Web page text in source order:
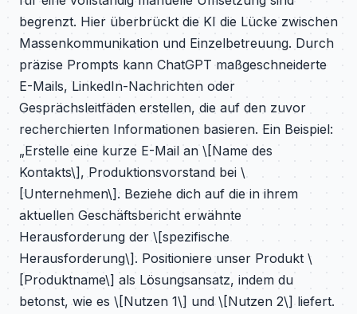
begrenzt. Hier überbrückt die KI die Lücke zwischen
Massenkommunikation und Einzelbetreuung. Durch
präzise Prompts kann ChatGPT maßgeschneiderte
E-Mails, LinkedIn-Nachrichten oder
Gesprächsleitfäden erstellen, die auf den zuvor
recherchierten Informationen basieren. Ein Beispiel:
„Erstelle eine kurze E-Mail an \[Name des
Kontakts\], Produktionsvorstand bei \
[Unternehmen\]. Beziehe dich auf die in ihrem
aktuellen Geschäftsbericht erwähnte
Herausforderung der \[spezifische
Herausforderung\]. Positioniere unser Produkt \
[Produktname\] als Lösungsansatz, indem du
betonst, wie es \[Nutzen 1\] und \[Nutzen 2\] liefert.